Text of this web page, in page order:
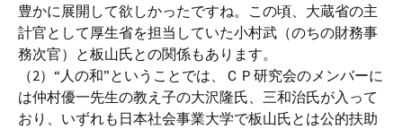
豊かに展開して欲しかったですね。この頃、大蔵省の主
計官として厚生省を担当していた小村武（のちの財務事
務次官）と板山氏との関係もあります。
（2）“人の和”ということでは、ＣＰ研究会のメンバーに
は仲村優一先生の教え子の大沢隆氏、三和治氏が入って
おり、いずれも日本社会事業大学で板山氏とは公的扶助